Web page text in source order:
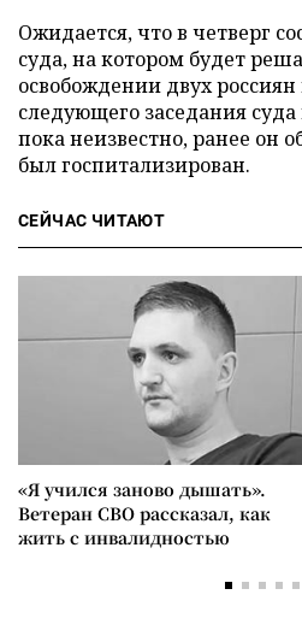
Ожидается, что в четверг
суда, на котором будет
освобождении двух россиян
следующего заседания
пока неизвестно, ранее он
был госпитализирован.
СЕЙЧАС ЧИТАЮТ
«Я учился заново дышать».
Ветеран СВО рассказал, как
жить с инвалидностью